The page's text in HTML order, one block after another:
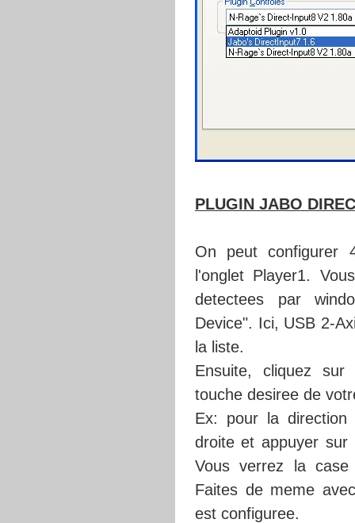
PLUGIN JABO
On peut configurer
l'onglet Player1.
detectees par
Device". Ici, USB 2-
la liste.
Ensuite, cliquez
touche desiree de
Ex: pour la
droite et appuyer sur
Vous verrez la
Faites de meme
est configuree.